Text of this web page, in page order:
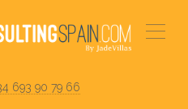
693 90 79 66